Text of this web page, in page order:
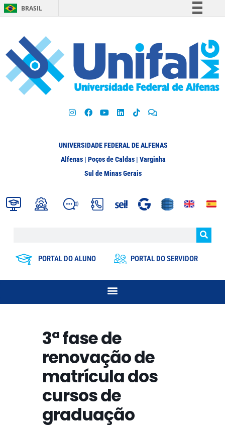
BRASIL
Participe
Acesso à informação
Legislação
UNIVERSIDADE FEDERAL DE ALFENAS
Alfenas | Poços de Caldas | Varginha
Sul de Minas Gerais
PORTAL DO ALUNO PORTAL DO SERVIDOR
3ª fase de
renovação de
matrícula dos
cursos de
graduação